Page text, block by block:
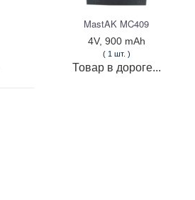
MastAK MC409
4V, 900 mAh
( 1 шт. )
Товар в дороге...